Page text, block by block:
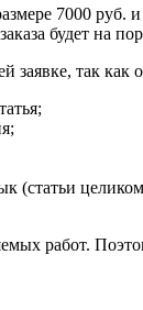
7000
будет на
так как
(статьи
работ.